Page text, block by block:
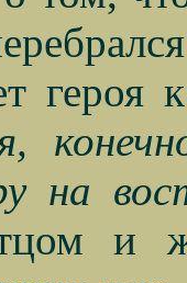
на
и